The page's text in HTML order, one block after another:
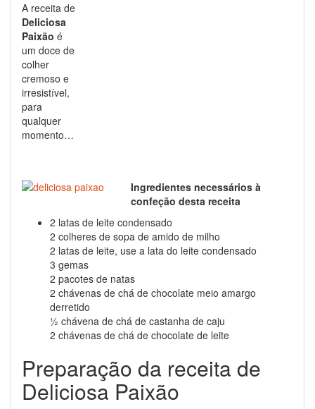
A receita de
Deliciosa
Paixão é
um doce de
colher
cremoso e
irresistível,
para
qualquer
momento…
Ingredientes necessários à
confeção desta receita
2 latas de leite condensado
2 colheres de sopa de amido de milho
2 latas de leite, use a lata do leite condensado
3 gemas
2 pacotes de natas
2 chávenas de chá de chocolate meio amargo
derretido
½ chávena de chá de castanha de caju
2 chávenas de chá de chocolate de leite
Preparação da receita de
Deliciosa Paixão